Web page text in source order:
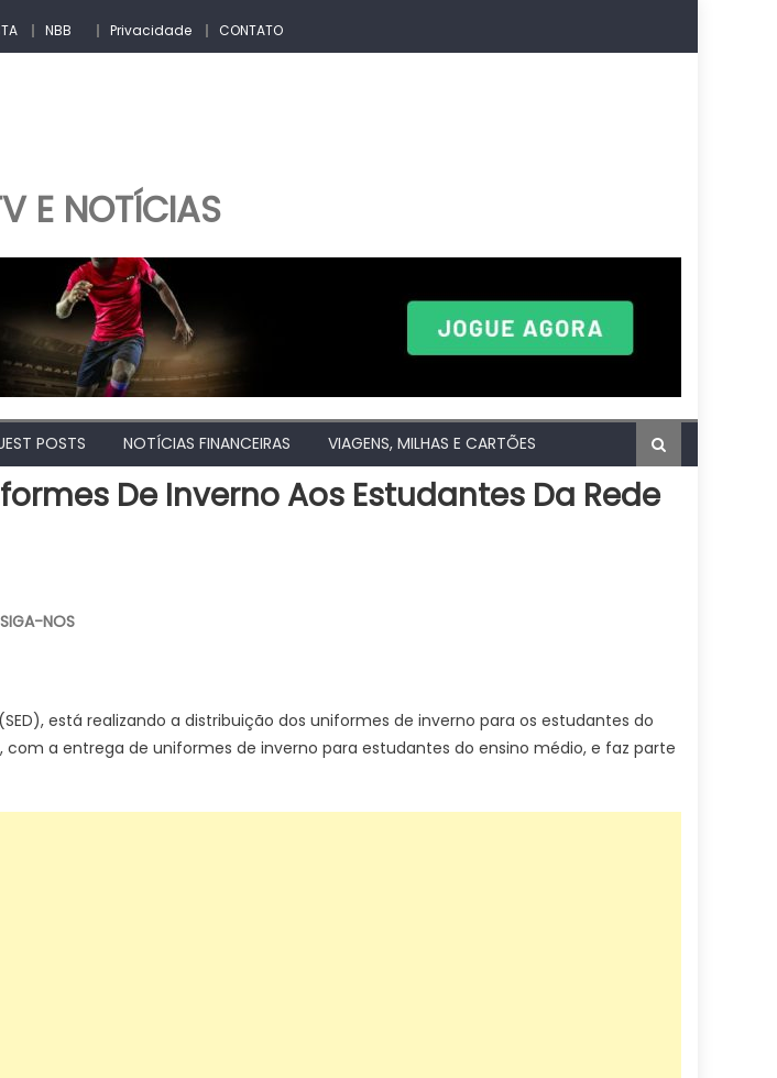
NBB Privacidade CONTATO
E NOTÍCIAS
POSTS NOTÍCIAS FINANCEIRAS VIAGENS, MILHAS E CARTÕES
De Inverno Aos Estudantes Da Rede
SIGA-NOS
está realizando a distribuição dos uniformes de inverno para os estudantes do
a entrega de uniformes de inverno para estudantes do ensino médio, e faz parte